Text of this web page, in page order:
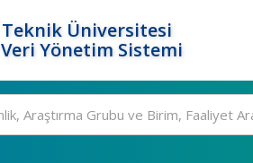
Üniversitesi
Yönetim Sistemi